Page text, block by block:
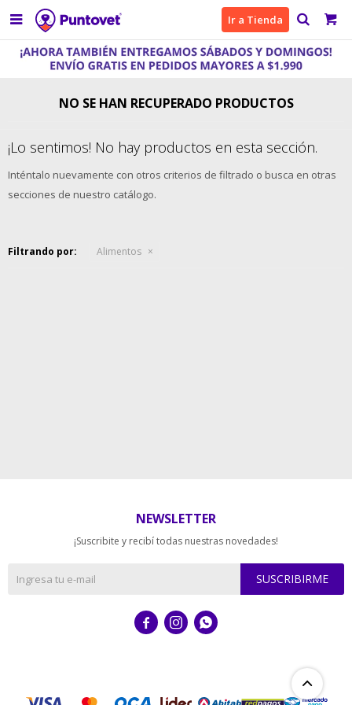
 Ir a Tienda
NO SE HAN RECUPERADO PRODUCTOS
¡Lo sentimos! No hay productos en esta sección.
Inténtalo nuevamente con otros criterios de filtrado o busca en otras
secciones de nuestro catálogo.
Filtrando por: Alimentos
NEWSLETTER
¡Suscribite y recibí todas nuestras novedades!
SUSCRIBIRME
  